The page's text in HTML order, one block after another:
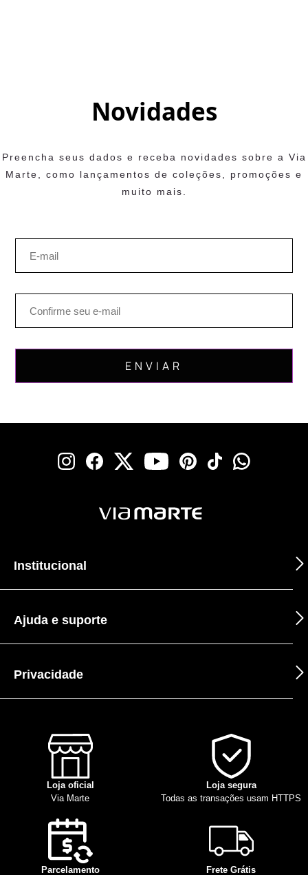
Novidades
Preencha seus dados e receba novidades sobre a Via
Marte, como lançamentos de coleções, promoções e
muito mais.
Institucional
Ajuda e suporte
Privacidade
Loja oficial
Via Marte
Loja segura
Todas as transações usam HTTPS
Parcelamento Frete Grátis